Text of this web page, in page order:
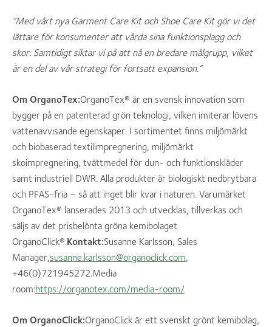
”Med vårt nya Garment Care Kit och Shoe Care Kit gör vi det
lättare för konsumenter att vårda sina funktionsplagg och
skor. Samtidigt siktar vi på att nå en bredare målgrupp, vilket
är en del av vår strategi för fortsatt expansion.”
Om OrganoTex:OrganoTex® är en svensk innovation som
bygger på en patenterad grön teknologi, vilken imiterar lövens
vattenavvisande egenskaper. I sortimentet finns miljömärkt
och biobaserad textilimpregnering, miljömärkt
skoimpregnering, tvättmedel för dun- och funktionskläder
samt industriell DWR. Alla produkter är biologiskt nedbrytbara
och PFAS-fria – så att inget blir kvar i naturen. Varumärket
OrganoTex® lanserades 2013 och utvecklas, tillverkas och
säljs av det prisbelönta gröna kemibolaget
OrganoClick®.Kontakt:Susanne Karlsson, Sales
Manager,susanne.karlsson@organoclick.com,
+46(0)721945272.Media
room:https://organotex.com/media-room/
Om OrganoClick:OrganoClick är ett svenskt grönt kemibolag,